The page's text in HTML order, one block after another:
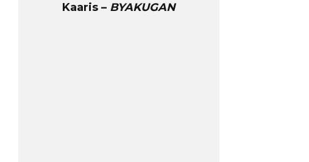
Kaaris – BYAKUGAN